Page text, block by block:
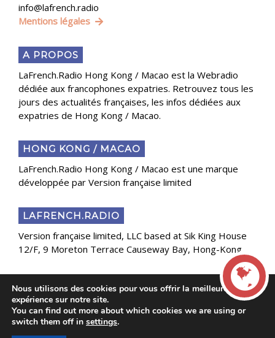
info@lafrench.radio
Mentions légales
A PROPOS
LaFrench.Radio Hong Kong / Macao est la Webradio
dédiée aux francophones expatries. Retrouvez tous les
jours des actualités françaises, les infos dédiées aux
expatries de Hong Kong / Macao.
HONG KONG / MACAO
LaFrench.Radio Hong Kong / Macao est une marque
développée par Version française limited
LAFRENCH.RADIO
Version française limited, LLC based at Sik King House
12/F, 9 Moreton Terrace Causeway Bay, Hong-Kong
Copyright 2025 Presse Généraliste des Français de
l’Étranger
LIVE
Nous utilisons des cookies pour vous offrir la meilleure
expérience sur notre site.
You can find out more about which cookies we are using or
switch them off in settings.